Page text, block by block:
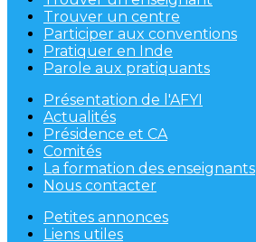
Trouver un centre
Participer aux conventions
Pratiquer en Inde
Parole aux pratiquants
Présentation de l'AFYI
Actualités
Présidence et CA
Comités
La formation des enseignants
Nous contacter
Petites annonces
Liens utiles